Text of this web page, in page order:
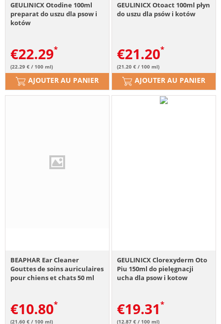
GEULINICX Otodine 100ml
preparat do uszu dla psow i
kotów
€22.29
(22.29 € / 100 ml)
AJOUTER AU PANIER
GEULINICX Otoact 100ml płyn
do uszu dla psów i kotów
€21.20
(21.20 € / 100 ml)
AJOUTER AU PANIER
BEAPHAR Ear Cleaner
Gouttes de soins auriculaires
pour chiens et chats 50 ml
€10.80
(21.60 € / 100 ml)
GEULINICX Clorexyderm Oto
Piu 150ml do pielęgnacji
ucha dla psow i kotow
€19.31
(12.87 € / 100 ml)